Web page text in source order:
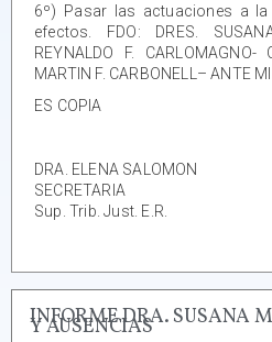
6º) Pasar las actuaciones a
efectos. FDO: DRES.
REYNALDO F.
MARTIN F. CARBONELL– ANTE
ES COPIA
DRA. ELENA SALOMON
SECRETARIA
Sup. Trib. Just. E.R.
INFORME DRA. SUSANA
Y AUSENCIAS